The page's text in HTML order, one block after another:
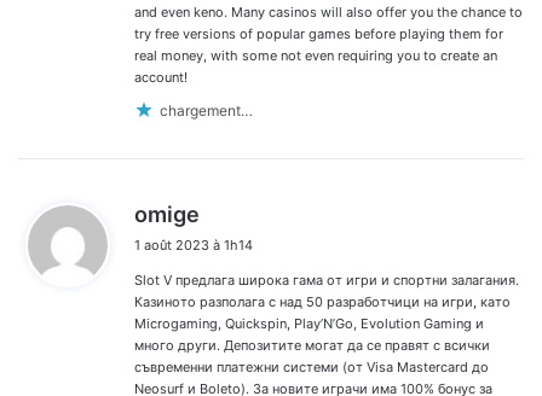
and even keno. Many casinos will also offer you the chance to
try free versions of popular games before playing them for
real money, with some not even requiring you to create an
account!
chargement…
omige
t
:
1 août 2023 à 1h14
Slot V предлага широка гама от игри и спортни залагания.
Казиното разполага с над 50 разработчици на игри, като
Microgaming, Quickspin, Play’N’Go, Evolution Gaming и
много други. Депозитите могат да се правят с всички
съвременни платежни системи (от Visa Mastercard до
Neosurf и Boleto). За новите играчи има 100% бонус за